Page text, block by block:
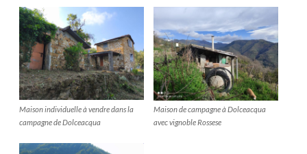
Maison individuelle à vendre dans la
campagne de Dolceacqua
Maison de campagne à Dolceacqua
avec vignoble Rossese